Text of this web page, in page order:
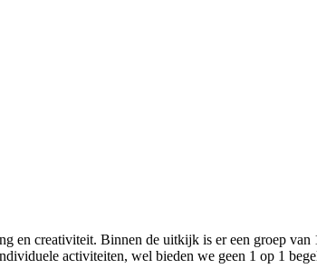
en creativiteit. Binnen de uitkijk is er een groep
activiteiten, wel bieden we geen 1 op 1